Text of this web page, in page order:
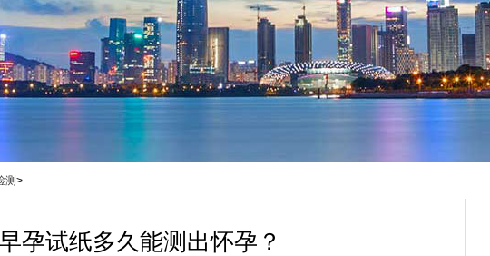
测>
孕试纸多久能测出怀孕？